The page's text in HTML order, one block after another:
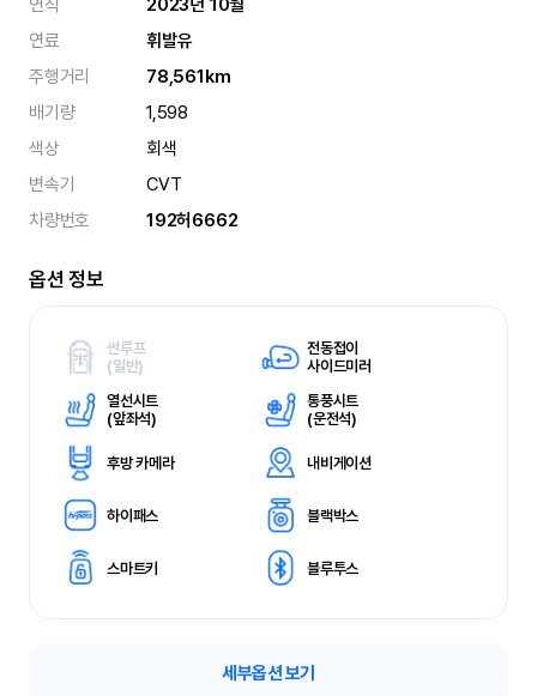
연식
2023년 10월
연료
휘발유
주행거리
78,561km
배기량
1,598
색상
회색
변속기
CVT
차량번호
192허6662
옵션 정보
썬루프
(일반)
전동접이
사이드미러
열선시트
(앞좌석)
통풍시트
(운전석)
후방 카메라 내비게이션
하이패스 블랙박스
스마트키 블루투스
세부옵션 보기